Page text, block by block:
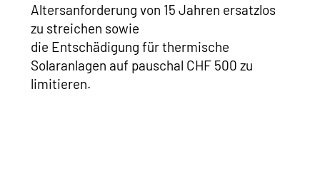
Altersanforderung von 15 Jahren ersatzlos
zu streichen sowie
die Entschädigung für thermische
Solaranlagen auf pauschal CHF 500 zu
limitieren.